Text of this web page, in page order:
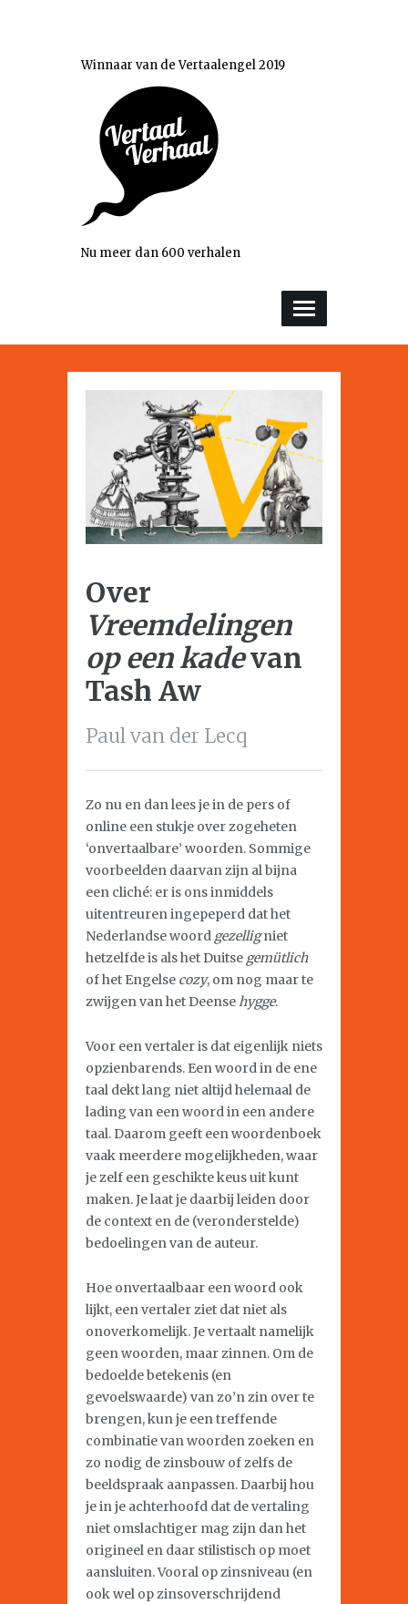
Winnaar van de Vertaalengel 2019
Nu meer dan 600 verhalen
Over
Vreemdelingen
op een kadevan
Tash Aw
Paul van der Lecq
Zo nu en dan lees je in de pers of
online een stukje over zogeheten
‘onvertaalbare’ woorden. Sommige
voorbeelden daarvan zijn al bijna
een cliché: er is ons inmiddels
uitentreuren ingepeperd dat het
Nederlandse woord gezelligniet
hetzelfde is als het Duitse gemütlich
of het Engelse cozy, om nog maar te
zwijgen van het Deensehygge.
Voor een vertaler is dat eigenlijk niets
opzienbarends. Een woord in de ene
taal dekt lang niet altijd helemaal de
lading van een woord in een andere
taal. Daarom geeft een woordenboek
vaak meerdere mogelijkheden, waar
je zelf een geschikte keus uit kunt
maken. Je laat je daarbij leiden door
de context en de (veronderstelde)
bedoelingen van de auteur.
Hoe onvertaalbaar een woord ook
lijkt, een vertaler ziet dat niet als
onoverkomelijk. Je vertaalt namelijk
geen woorden, maar zinnen. Om de
bedoelde betekenis (en
gevoelswaarde) van zo’n zin over te
brengen, kun je een treffende
combinatie van woorden zoeken en
zo nodig de zinsbouw of zelfs de
beeldspraak aanpassen. Daarbij hou
je in je achterhoofd dat de vertaling
niet omslachtiger mag zijn dan het
origineel en daar stilistisch op moet
aansluiten. Vooral op zinsniveau (en
ook wel op zinsoverschrijdend